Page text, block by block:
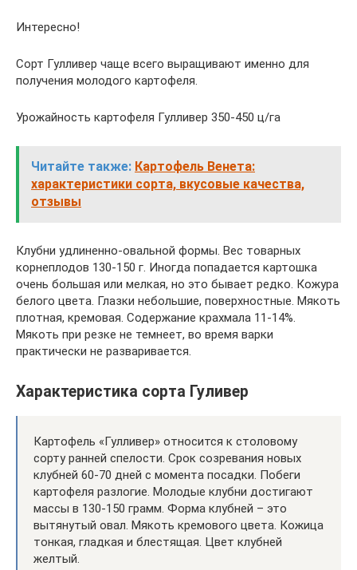
Интересно!
Сорт Гулливер чаще всего выращивают именно для
получения молодого картофеля.
Урожайность картофеля Гулливер 350-450 ц/га
Читайте также: Картофель Венета:
характеристики сорта, вкусовые качества,
отзывы
Клубни удлиненно-овальной формы. Вес товарных
корнеплодов 130-150 г. Иногда попадается картошка
очень большая или мелкая, но это бывает редко. Кожура
белого цвета. Глазки небольшие, поверхностные. Мякоть
плотная, кремовая. Содержание крахмала 11-14%.
Мякоть при резке не темнеет, во время варки
практически не разваривается.
Характеристика сорта Гуливер
Картофель «Гулливер» относится к столовому
сорту ранней спелости. Срок созревания новых
клубней 60-70 дней с момента посадки. Побеги
картофеля разлогие. Молодые клубни достигают
массы в 130-150 грамм. Форма клубней – это
вытянутый овал. Мякоть кремового цвета. Кожица
тонкая, гладкая и блестящая. Цвет клубней
желтый.